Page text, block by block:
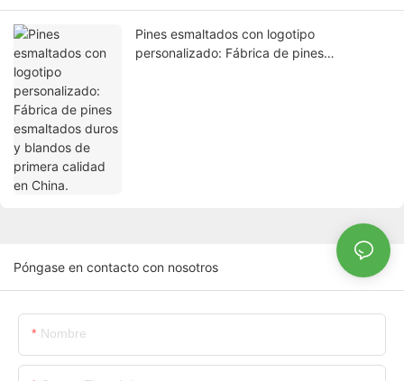
Pines esmaltados con logotipo
personalizado: Fábrica de pines
Póngase en contacto con nosotros
Nombre